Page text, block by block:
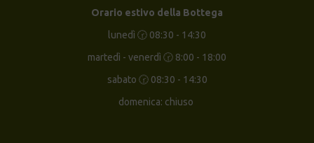
Orario estivo della Bottega
lunedì 🕝 08:30 - 14:30
martedì - venerdì 🕝 8:00 - 18:00
sabato 🕝 08:30 - 14:30
domenica: chiuso